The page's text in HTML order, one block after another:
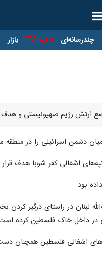
چندرسانه‌ای ایرنا TV بازار